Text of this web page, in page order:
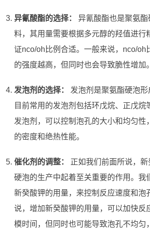
异氰酸酯的选择：
异氰酸酯也是聚氨酯
料，其用量需要根据多元醇的羟值进行
证nco/oh比例合适。一般来说，nco/oh
的强度越高，但同时也会导致脆性增加。
发泡剂的选择：
发泡剂是聚氨酯硬泡形
目前常用的发泡剂包括环戊烷、正戊烷
发泡剂，可以控制泡孔的大小和均匀性
的密度和绝热性能。
催化剂的调整：
正如我们前面所说，
硬泡的生产中起着至关重要的作用。我
新癸酸钾的用量，来控制反应速度和泡
说，增加新癸酸钾的用量，可以加快反
模时间，但同时也可能导致泡孔不均匀